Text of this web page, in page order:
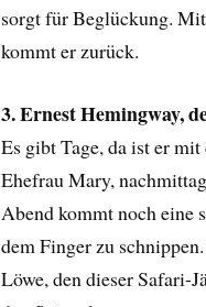
sorgt für Beglückung.
kommt er zurück.
3. Ernest Hemingway,
Es gibt Tage, da ist er
Ehefrau Mary,
Abend kommt noch eine
dem Finger zu
Löwe, den dieser Safari-